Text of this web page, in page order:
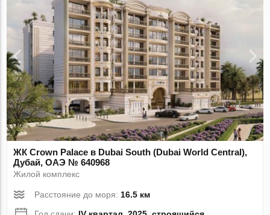
ЖК Crown Palace в Dubai South (Dubai World Central),
Дубай, ОАЭ № 640968
Жилой комплекс
Расстояние до моря: 16.5 км